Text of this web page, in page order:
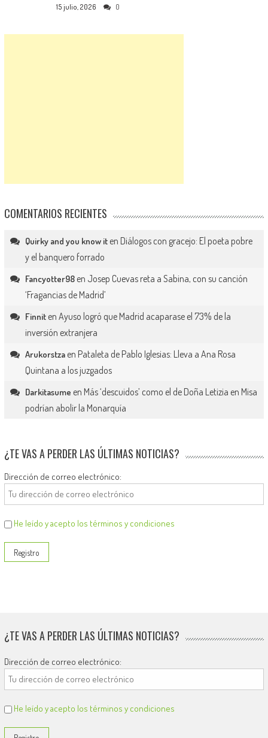
15 julio, 2026 0
COMENTARIOS RECIENTES
Quirky and you know iten Diálogos con gracejo: El poeta pobre
y el banquero forrado
Fancyotter98en Josep Cuevas reta a Sabina, con su canción
‘Fragancias de Madrid’
Finniten Ayuso logró que Madrid acaparase el 73% de la
inversión extranjera
Arukorstzaen Pataleta de Pablo Iglesias: Lleva a Ana Rosa
Quintana a los juzgados
Darkitasume en Más ‘descuidos’ como el de Doña Letizia en Misa
podrían abolir la Monarquía
¿TE VAS A PERDER LAS ÚLTIMAS NOTICIAS?
Dirección de correo electrónico:
He leído y acepto los términos y condiciones
¿TE VAS A PERDER LAS ÚLTIMAS NOTICIAS?
Dirección de correo electrónico:
He leído y acepto los términos y condiciones